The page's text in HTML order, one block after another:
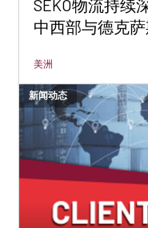
SEKO物流持续
中西部与德克
美洲
新闻动态